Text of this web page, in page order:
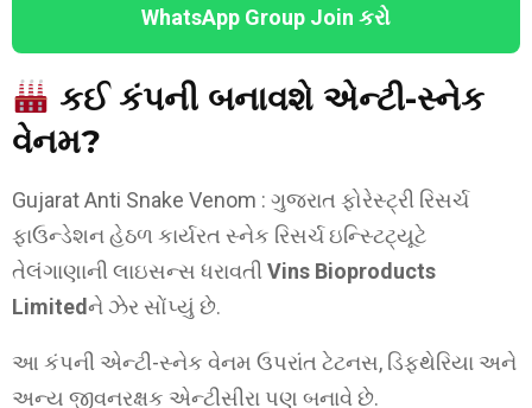
WhatsApp Group Join કરો
કઈ કંપની બનાવશે એન્ટી-સ્નેક
વેનમ?
Gujarat Anti Snake Venom : ગુજરાત ફોરેસ્ટ્રી રિસર્ચ
ફાઉન્ડેશન હેઠળ કાર્યરત સ્નેક રિસર્ચ ઇન્સ્ટિટ્યૂટે
તેલંગાણાની લાઇસન્સ ધરાવતીVins Bioproducts
Limitedને ઝેર સોંપ્યું છે.
આ કંપની એન્ટી-સ્નેક વેનમ ઉપરાંત ટેટનસ, ડિફ્થેરિયા અને
અન્ય જીવનરક્ષક એન્ટીસીરા પણ બનાવે છે.